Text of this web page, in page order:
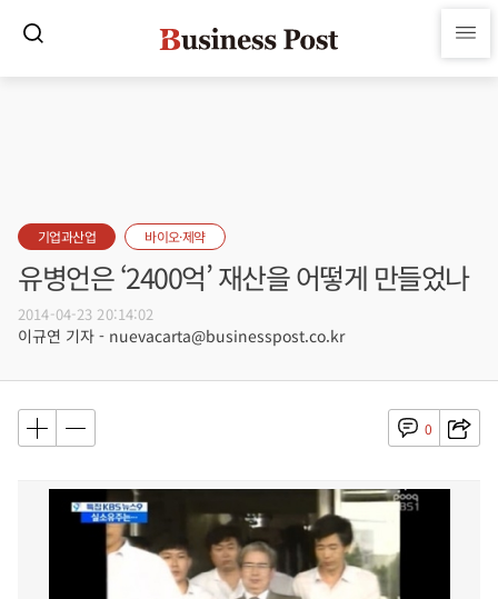
기업과산업 바이오·제약
유병언은 ‘2400억’ 재산을 어떻게 만들었나
2014-04-23 20:14:02
이규연 기자 - nuevacarta@businesspost.co.kr
0